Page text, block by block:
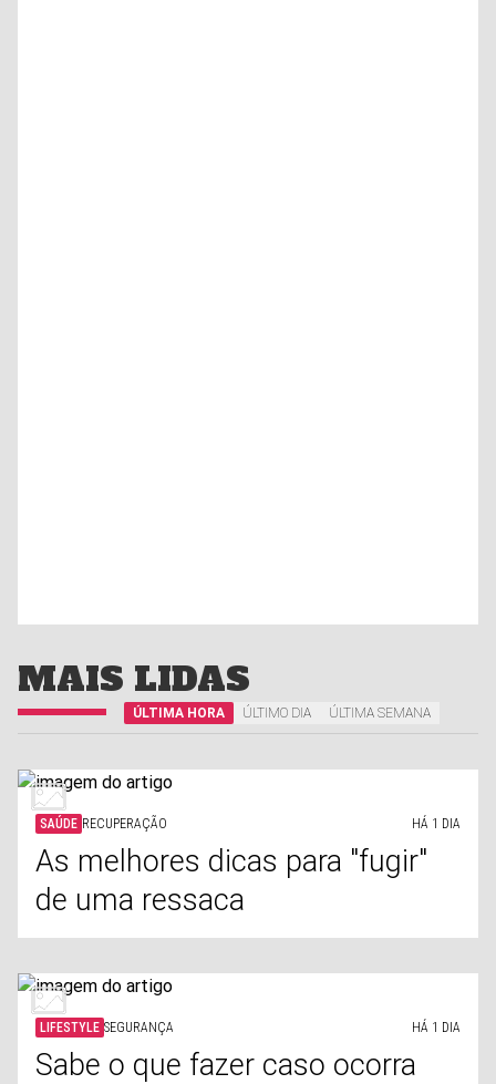
MAIS LIDAS
ÚLTIMA HORA ÚLTIMO DIA ÚLTIMA SEMANA
SAÚDE RECUPERAÇÃO HÁ 1 DIA
As melhores dicas para "fugir"
de uma ressaca
LIFESTYLE SEGURANÇA HÁ 1 DIA
Sabe o que fazer caso ocorra